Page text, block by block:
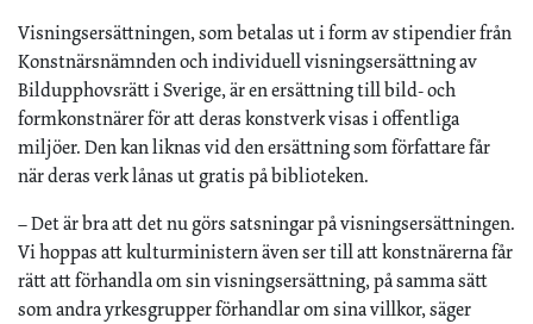
Visningsersättningen, som betalas ut i form av stipendier från
Konstnärsnämnden och individuell visningsersättning av
Bildupphovsrätt i Sverige, är en ersättning till bild- och
formkonstnärer för att deras konstverk visas i offentliga
miljöer. Den kan liknas vid den ersättning som författare får
när deras verk lånas ut gratis på biblioteken.
– Det är bra att det nu görs satsningar på visningsersättningen.
Vi hoppas att kulturministern även ser till att konstnärerna får
rätt att förhandla om sin visningsersättning, på samma sätt
som andra yrkesgrupper förhandlar om sina villkor, säger